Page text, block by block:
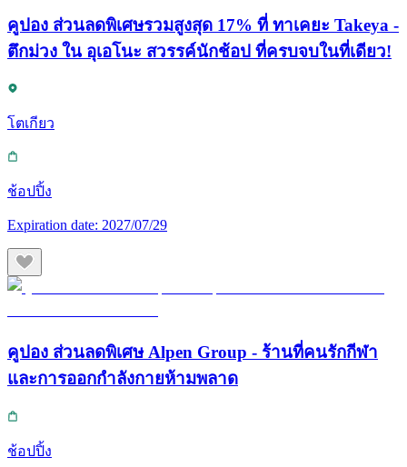
คูปอง ส่วนลดพิเศษรวมสูงสุด 17% ที่ ทาเคยะ Takeya -
ตึกม่วง ใน อุเอโนะ สวรรค์นักช้อป ที่ครบจบในที่เดียว!
โตเกียว
ช้อปปิ้ง
Expiration date: 2027/07/29
คูปอง ส่วนลดพิเศษ Alpen Group - ร้านที่คนรักกีฬา
และการออกกำลังกายห้ามพลาด
ช้อปปิ้ง